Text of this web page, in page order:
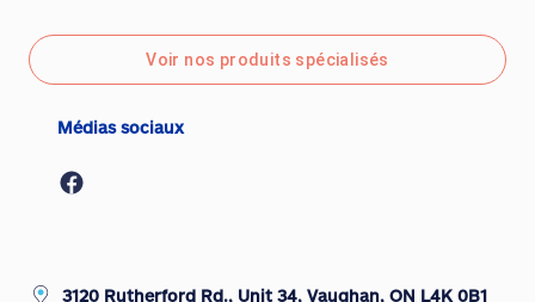
Voir nos produits spécialisés
Médias sociaux
3120 Rutherford Rd., Unit 34, Vaughan, ON L4K 0B1